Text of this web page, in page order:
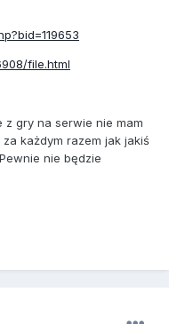
file.html
z gry na serwie nie mam
każdym razem jak jakiś
nie będzie